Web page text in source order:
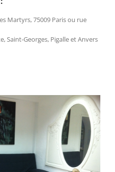
Martyrs, 75009 Paris ou rue
Saint-Georges, Pigalle et Anvers